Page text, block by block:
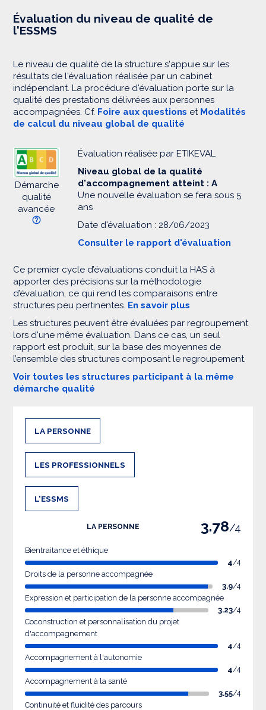
Évaluation du niveau de qualité de
l'ESSMS
Le niveau de qualité de la structure s'appuie sur les
résultats de l'évaluation réalisée par un cabinet
indépendant. La procédure d'évaluation porte sur la
qualité des prestations délivrées aux personnes
accompagnées. Cf. Foire aux questions et Modalités
de calcul du niveau global de qualité
Démarche
qualité
avancée
Évaluation réalisée par ETIKEVAL
Niveau global de la qualité
d'accompagnement atteint : A
Une nouvelle évaluation se fera sous 5
ans
Date d'évaluation : 28/06/2023
Consulter le rapport d'évaluation
Ce premier cycle d’évaluations conduit la HAS à
apporter des précisions sur la méthodologie
d’évaluation, ce qui rend les comparaisons entre
structures peu pertinentes. En savoir plus
Les structures peuvent être évaluées par regroupement
lors d'une même évaluation. Dans ce cas, un seul
rapport est produit, sur la base des moyennes de
l’ensemble des structures composant le regroupement.
Voir toutes les structures participant à la même
démarche qualité
LA PERSONNE
LES PROFESSIONNELS
L'ESSMS
LA PERSONNE 3.78/4
Bientraitance et éthique
4/4
Droits de la personne accompagnée
3.9/4
Expression et participation de la personne accompagnée
3.23/4
Coconstruction et personnalisation du projet
d'accompagnement
4/4
Accompagnement à l'autonomie
4/4
Accompagnement à la santé
3.55/4
Continuité et fluidité des parcours